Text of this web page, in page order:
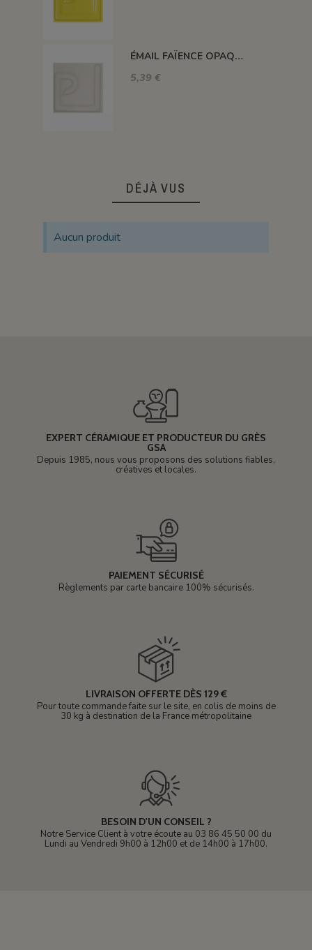
ÉMAIL FAÏENCE OPAQUE SANS PLOMB MAT BLANC EMSP01
5,39 €
DÉJÀ VUS
Aucun produit
EXPERT CÉRAMIQUE ET PRODUCTEUR DU GRÈS
GSA
Depuis 1985, nous vous proposons des solutions fiables,
créatives et locales.
PAIEMENT SÉCURISÉ
Règlements par carte bancaire 100% sécurisés.
LIVRAISON OFFERTE DÈS 129 €
Pour toute commande faite sur le site, en colis de moins de
30 kg à destination de la France métropolitaine
BESOIN D'UN CONSEIL ?
Notre Service Client à votre écoute au 03 86 45 50 00 du
Lundi au Vendredi 9h00 à 12h00 et de 14h00 à 17h00.